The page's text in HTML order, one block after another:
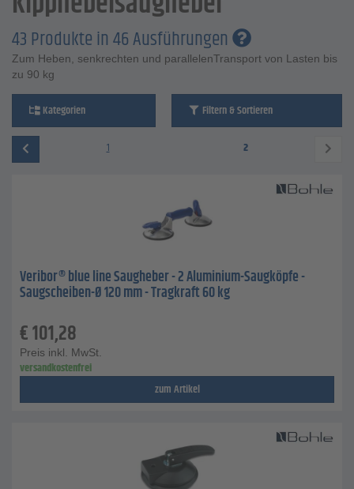
43 Produkte in 46 Ausführungen
Zum Heben, senkrechten und parallelenTransport von Lasten bis
zu 90 kg
Kategorien Filtern & Sortieren
1 2
Veribor® blue line Saugheber - 2 Aluminium-Saugköpfe -
Saugscheiben-Ø 120 mm - Tragkraft 60 kg
€101,28
Preis inkl. MwSt.
versandkostenfrei
zum Artikel